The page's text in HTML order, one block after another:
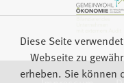
Diese Seite
Webseite zu
erheben. Sie können